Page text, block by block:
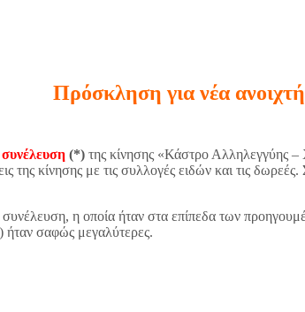
Πρόσκληση για νέα
συνέλευση (*) της κίνησης «Κάστρο Αλληλεγγύης –
της κίνησης με τις συλλογές ειδών και τις
η οποία ήταν στα επίπεδα των
ήταν σαφώς μεγαλύτερες.